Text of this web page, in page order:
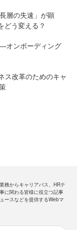
層の失速」が顕
どう変える？
オンボーディング
改革のためのキャ
務からキャリアパス、HRテ
に関わる皆様に役立つ記事
ースなどを提供するWebマ